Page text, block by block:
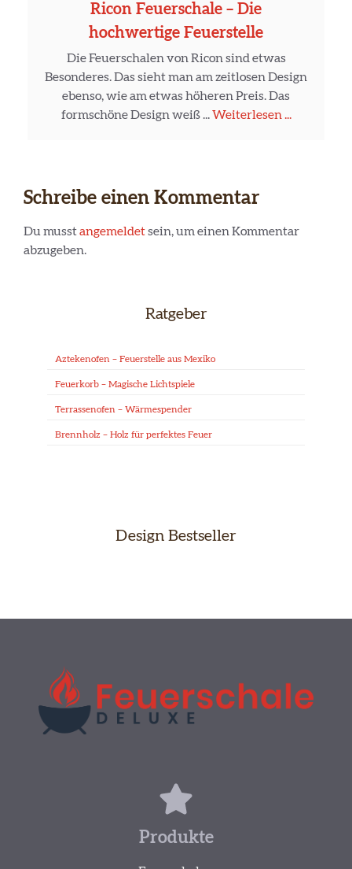
Ricon Feuerschale – Die
hochwertige Feuerstelle
Die Feuerschalen von Ricon sind etwas
Besonderes. Das sieht man am zeitlosen Design
ebenso, wie am etwas höheren Preis. Das
formschöne Design weiß ...Weiterlesen ...
Schreibe einen Kommentar
Du musstangemeldetsein, um einen Kommentar
abzugeben.
Ratgeber
Aztekenofen – Feuerstelle aus Mexiko
Feuerkorb – Magische Lichtspiele
Terrassenofen – Wärmespender
Brennholz – Holz für perfektes Feuer
Design Bestseller
Produkte